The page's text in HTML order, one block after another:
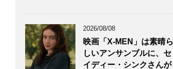
2026/08/08
映画「X-MEN」は素晴ら
しいアンサンブルに、セ
イディー・シンクさんが